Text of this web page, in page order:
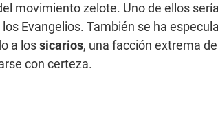
movimiento zelote. Uno de ellos sería
Evangelios. También se ha
a lossicarios, una facción extrema
con certeza.